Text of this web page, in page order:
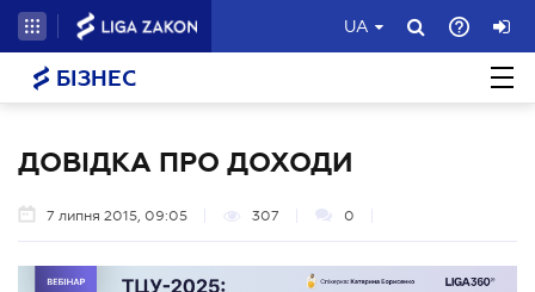
UA
БІЗНЕС
ДОВІДКА ПРО ДОХОДИ
7 липня 2015, 09:05 307 0